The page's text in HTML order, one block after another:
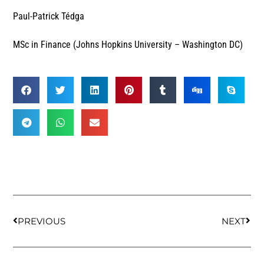
Paul-Patrick Tédga
MSc in Finance (Johns Hopkins University – Washington DC)
PREVIOUS NEXT